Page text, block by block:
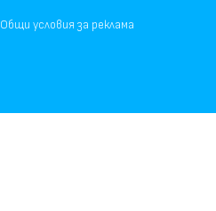
Общи условия за реклама